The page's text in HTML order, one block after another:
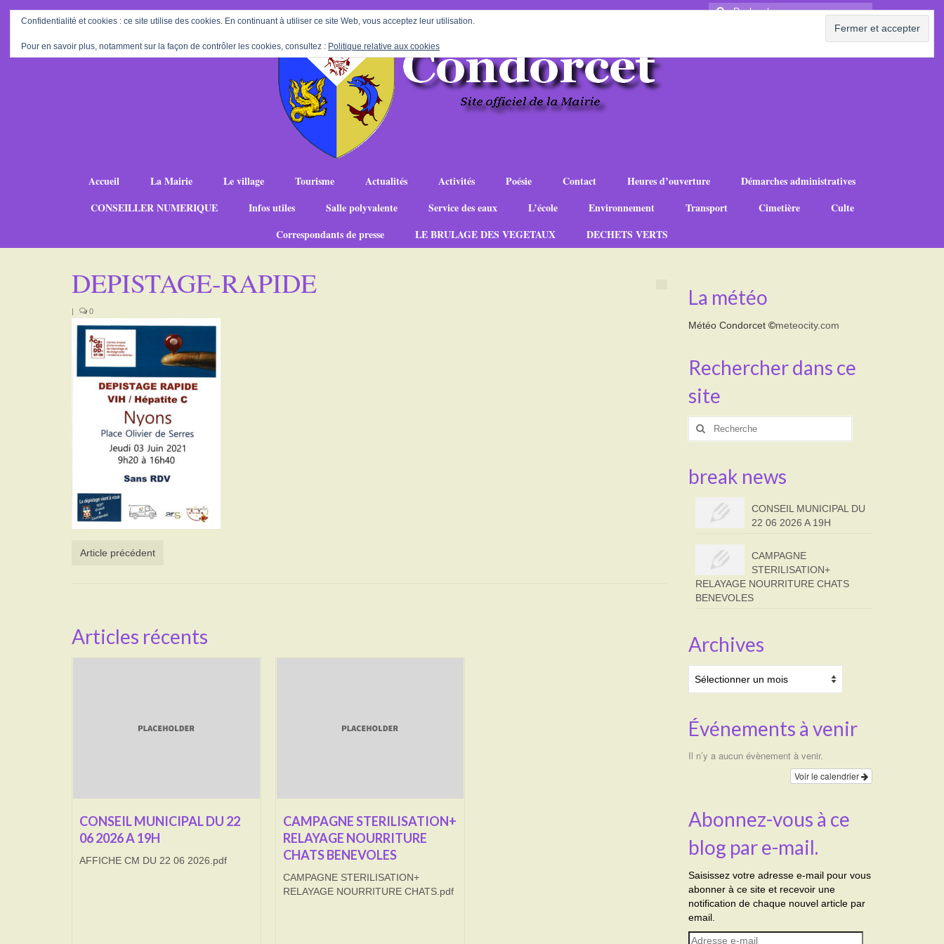
Rechercher
Accueil La Mairie Le village Tourisme Actualités Activités Poésie Contact Heures d’ouverture
Démarches administratives
CONSEILLER NUMERIQUE
Infos utiles Salle polyvalente Service des eaux L’école Environnement Transport Cimetière
Culte
Correspondants de presse
LE BRULAGE DES VEGETAUX DECHETS VERTS
DEPISTAGE-RAPIDE
| 0
Article précédent
Articles récents
CONSEIL MUNICIPAL DU 22
06 2026 A 19H
AFFICHE CM DU 22 06 2026.pdf
CAMPAGNE STERILISATION+
RELAYAGE NOURRITURE
CHATS BENEVOLES
CAMPAGNE STERILISATION+
RELAYAGE NOURRITURE CHATS.pdf
La météo
Météo Condorcet©meteocity.com
Rechercher dans ce
site
Rechercher
break news
CONSEIL MUNICIPAL DU
22 06 2026 A 19H
CAMPAGNE
STERILISATION+
RELAYAGE NOURRITURE CHATS
BENEVOLES
Archives
Événements à venir
Il n’y a aucun évènement à venir.
Voir le calendrier
Abonnez-vous à ce
blog par e-mail.
Saisissez votre adresse e-mail pour vous
abonner à ce site et recevoir une
notification de chaque nouvel article par
email.
Adresse
Confidentialité et cookies : ce site utilise des cookies. En continuant à utiliser ce site Web, vous acceptez leur utilisation.
Pour en savoir plus, notamment sur la façon de contrôler les cookies, consultez : Politique relative aux cookies